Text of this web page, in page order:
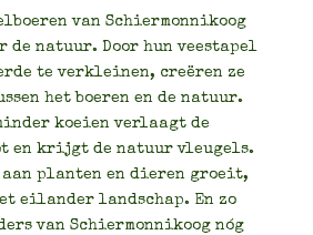
van Schiermonnikoog
de natuur. Door hun veestapel
te verkleinen, creëren ze
het boeren en de natuur.
koeien verlaagt de
en krijgt de natuur vleugels.
planten en dieren groeit,
eilander landschap. En zo
van Schiermonnikoog nóg